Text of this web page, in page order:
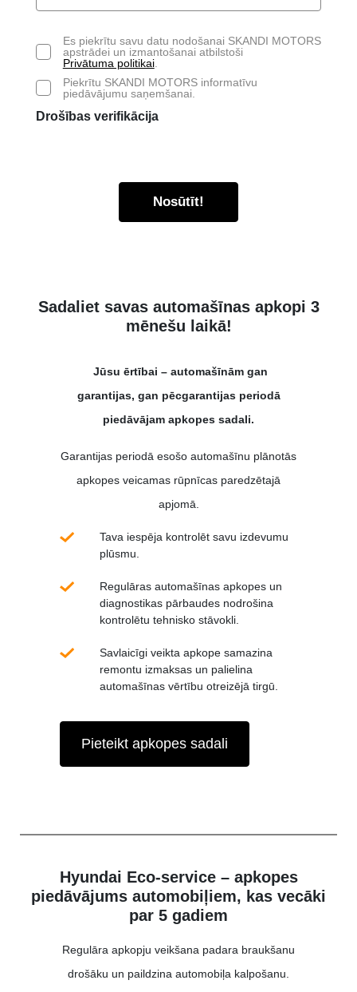
Es piekrītu savu datu nodošanai SKANDI MOTORS
apstrādei un izmantošanai atbilstoši
Privātuma politikai.
Piekrītu SKANDI MOTORS informatīvu
piedāvājumu saņemšanai.
Drošības verifikācija
Nosūtīt!
Sadaliet savas automašīnas apkopi 3
mēnešu laikā!
Jūsu ērtībai – automašīnām gan
garantijas, gan pēcgarantijas periodā
piedāvājam apkopes sadali.
Garantijas periodā esošo automašīnu plānotās
apkopes veicamas rūpnīcas paredzētajā
apjomā.
Tava iespēja kontrolēt savu izdevumu
plūsmu.
Regulāras automašīnas apkopes un
diagnostikas pārbaudes nodrošina
kontrolētu tehnisko stāvokli.
Savlaicīgi veikta apkope samazina
remontu izmaksas un palielina
automašīnas vērtību otreizējā tirgū.
Pieteikt apkopes sadali
Hyundai Eco-service – apkopes
piedāvājums automobiļiem, kas vecāki
par 5 gadiem
Regulāra apkopju veikšana padara braukšanu
drošāku un paildzina automobiļa kalpošanu.